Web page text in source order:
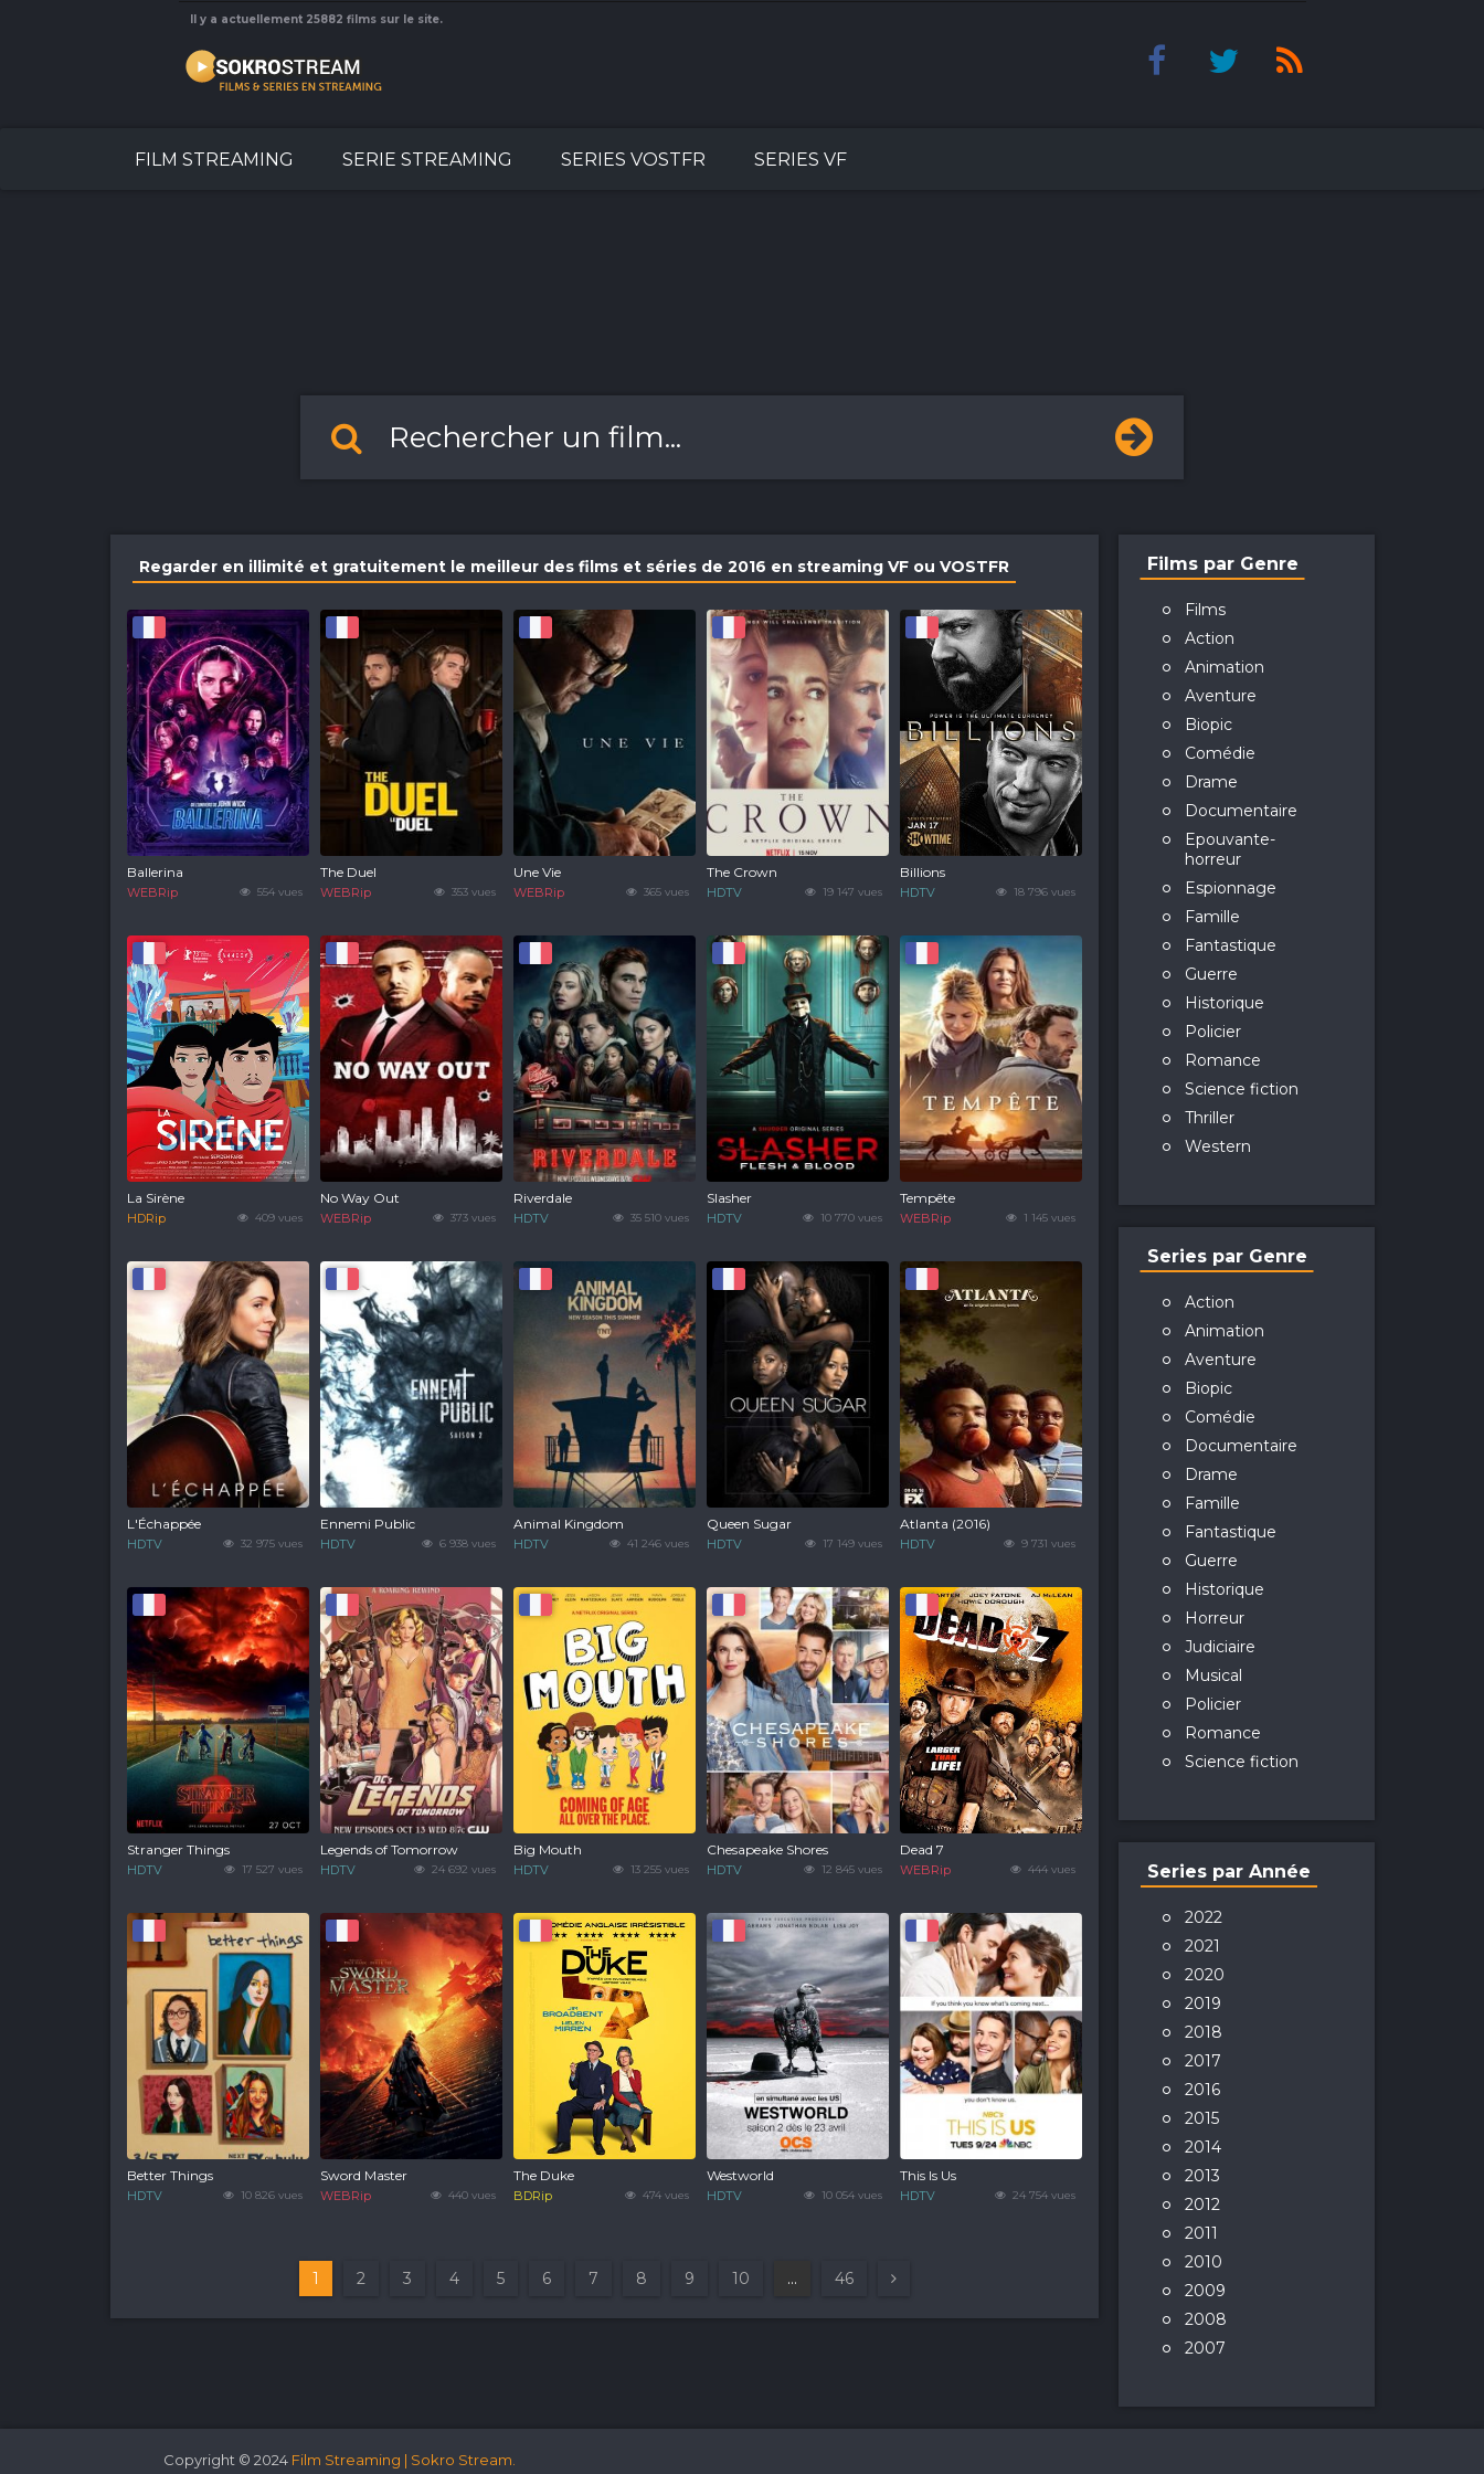
Il y a actuellement 25882 films sur le site.
FILM STREAMING SERIE STREAMING SERIES VOSTFR SERIES VF
Regarder en illimité et gratuitement le meilleur des films et séries de 2016 en streaming VF ou VOSTFR
554 vues
Ballerina
WEBRip 353 vues
The Duel
WEBRip 365 vues
Une Vie
WEBRip 19 147 vues
The Crown
HDTV 18 796 vues
Billions
HDTV
409 vues
La Sirène
HDRip 373 vues
No Way Out
WEBRip 35 510 vues
Riverdale
HDTV 10 770 vues
Slasher
HDTV 1 145 vues
Tempête
WEBRip
32 975 vues
L'Échappée
HDTV 6 938 vues
Ennemi Public
HDTV 41 246 vues
Animal Kingdom
HDTV 17 149 vues
Queen Sugar
HDTV 9 731 vues
Atlanta (2016)
HDTV
17 527 vues
Stranger Things
HDTV 24 692 vues
Legends of Tomorrow
HDTV 13 255 vues
Big Mouth
HDTV 12 845 vues
Chesapeake Shores
HDTV 444 vues
Dead 7
WEBRip
10 826 vues
Better Things
HDTV 440 vues
Sword Master
WEBRip 474 vues
The Duke
BDRip 10 054 vues
Westworld
HDTV 24 754 vues
This Is Us
HDTV
1 2 3 4 5 6 7 8 9 10 ... 46
Films par Genre
Films
Action
Animation
Aventure
Biopic
Comédie
Drame
Documentaire
Epouvante-
horreur
Espionnage
Famille
Fantastique
Guerre
Historique
Policier
Romance
Science fiction
Thriller
Western
Series par Genre
Action
Animation
Aventure
Biopic
Comédie
Documentaire
Drame
Famille
Fantastique
Guerre
Historique
Horreur
Judiciaire
Musical
Policier
Romance
Science fiction
Series par Année
2022
2021
2020
2019
2018
2017
2016
2015
2014
2013
2012
2011
2010
2009
2008
2007
Copyright © 2024 Film Streaming | Sokro Stream.